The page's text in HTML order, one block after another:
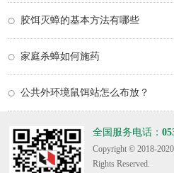
胶饵灭蟑的基本方法有哪些
家庭杀蟑如何施药
公共外环境鼠饵站怎么布放？
全国服务电话：
Copyright © 2018-
Rights Reserved.